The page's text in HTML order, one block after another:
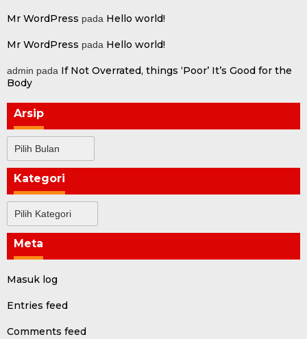
Mr WordPress pada Hello world!
Mr WordPress pada Hello world!
admin pada If Not Overrated, things ‘Poor’ It’s Good for the
Body
Arsip
Kategori
Meta
Masuk log
Entries feed
Comments feed